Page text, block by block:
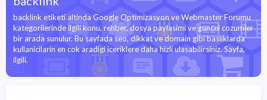
backlink etiketi altinda Google Optimizasyon ve Webmaster Forumu
kategorilerinde ilgili konu, rehber, dosya paylasimi ve guncel cozumler
bir arada sunulur. Bu sayfada seo, dikkat ve domain gibi basliklarda
kullanicilarin en cok aradigi iceriklere daha hizli ulasabilirsiniz. Sayfa,
ilgili.